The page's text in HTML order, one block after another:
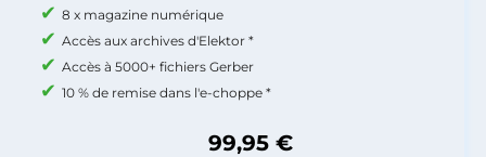
8 x magazine numérique
Accès aux archives d'Elektor *
Accès à 5000+ fichiers Gerber
10 % de remise dans l'e-choppe *
99,95 €